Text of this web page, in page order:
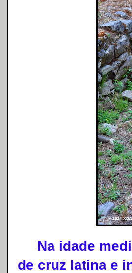
Na idade
de cruz latina e